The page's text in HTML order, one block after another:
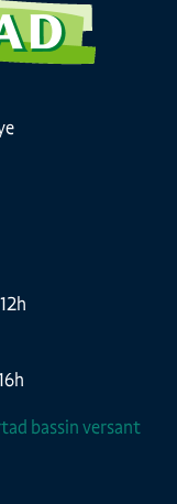
bassin versant